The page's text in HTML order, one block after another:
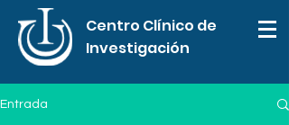
Centro Clínico de
Investigación
Entrada